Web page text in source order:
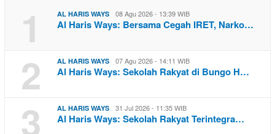
1 AL HARIS WAYS 08 Agu 2026 - 13:39 WIB
Al Haris Ways: Bersama Cegah IRET, Narko…
2 AL HARIS WAYS 07 Agu 2026 - 14:11 WIB
Al Haris Ways: Sekolah Rakyat di Bungo H…
3 AL HARIS WAYS 31 Jul 2026 - 11:35 WIB
Al Haris Ways: Sekolah Rakyat Terintegra…